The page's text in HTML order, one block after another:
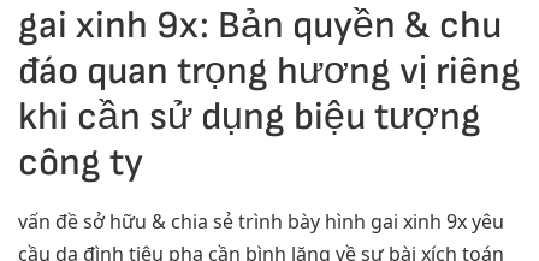
gai xinh 9x: Bản quyền & chu
đáo quan trọng hương vị riêng
khi cần sử dụng biệu tượng
công ty
vấn đề sở hữu & chia sẻ trình bày hình gai xinh 9x yêu
cầu da đình tiêu pha cần bình lặng về sự bài xích toán